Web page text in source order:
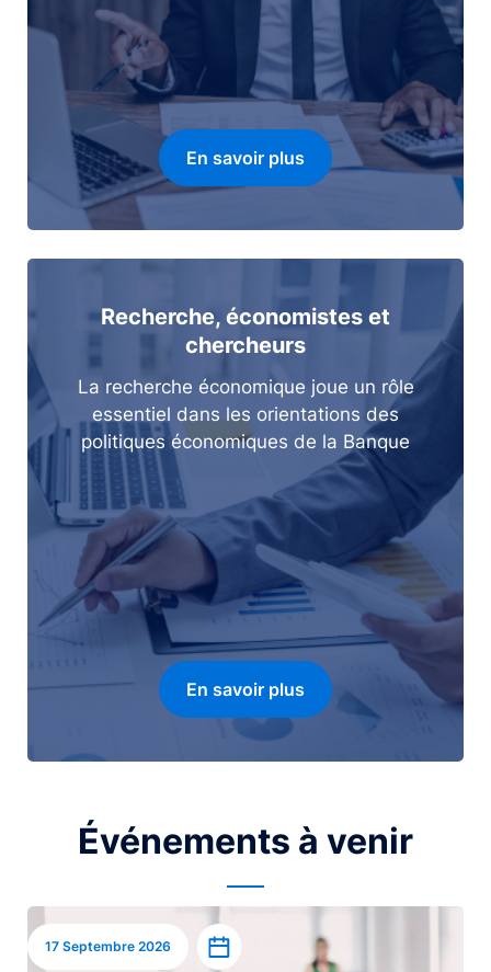
En savoir plus
Recherche, économistes et
chercheurs
La recherche économique joue un rôle
essentiel dans les orientations des
politiques économiques de la Banque
En savoir plus
Événements à venir
Image
17 Septembre 2026 Ajouter à l’agenda